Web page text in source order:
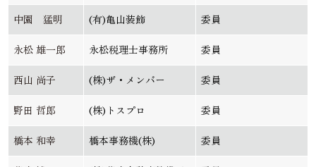
中園 猛明 (有)亀山装飾 委員
永松 雄一郎 永松税理士事務所 委員
西山 尚子 (株)ザ・メンバー 委員
野田 哲郎 (株)トスプロ 委員
橋本 和幸 橋本事務機(株) 委員